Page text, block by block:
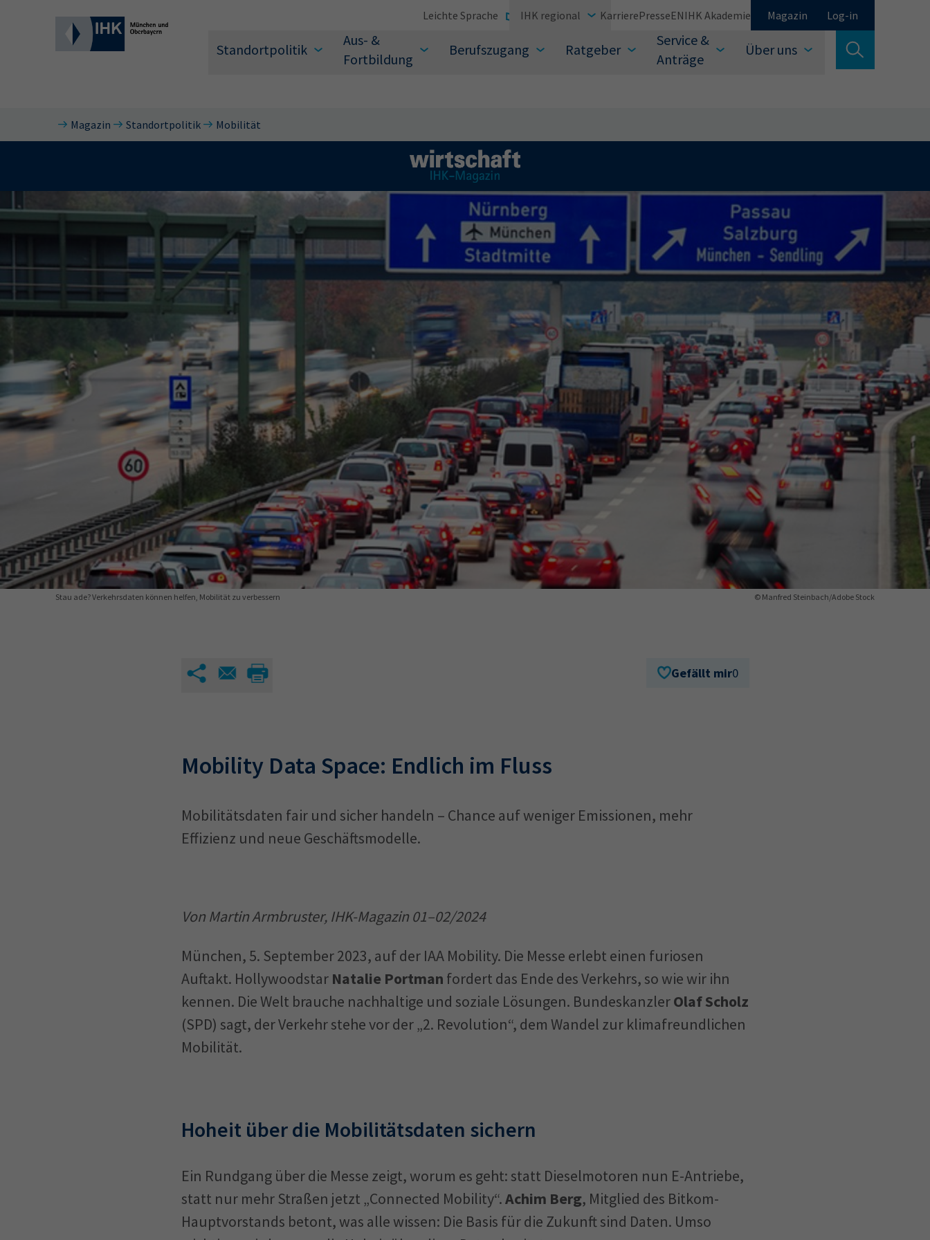
Standortpolitik
Aus- &
Fortbildung
Berufszugang Ratgeber
Service &
Anträge
Über uns
Leichte Sprache IHK regional KarrierePresseEN IHK Akademie Magazin Log-in
Suche verlassen
Wonach suchen Sie?
Suchen
Hier können Sie auch aus den meistgesuchten Begriffen vorauswählen
34a 34c Ausbildungsvertrag Fachwirt AdA 34d
Prüfungstermine
Wirtschaftsfachwirt
34f Negativerklärung Sachkundeprüfung
Berichtsheft
AEVO
34i Betriebswirt Prüfbericht
Magazin Standortpolitik Mobilität
Stau ade? Verkehrsdaten können helfen, Mobilität zu verbessern © Manfred Steinbach/Adobe Stock
Gefällt mir0
Mobility Data Space: Endlich im Fluss
Mobilitätsdaten fair und sicher handeln – Chance auf weniger Emissionen, mehr
Effizienz und neue Geschäftsmodelle.
Von Martin Armbruster, IHK-Magazin 01–02/2024
München, 5. September 2023, auf der IAA Mobility. Die Messe erlebt einen furiosen
Auftakt. Hollywoodstar Natalie Portman fordert das Ende des Verkehrs, so wie wir ihn
kennen. Die Welt brauche nachhaltige und soziale Lösungen. BundeskanzlerOlaf Scholz
(SPD) sagt, der Verkehr stehe vor der „2. Revolution“, dem Wandel zur klimafreundlichen
Mobilität.
Hoheit über die Mobilitätsdaten sichern
Ein Rundgang über die Messe zeigt, worum es geht: statt Dieselmotoren nun E-Antriebe,
statt nur mehr Straßen jetzt „Connected Mobility“.Achim Berg, Mitglied des Bitkom-
Hauptvorstands betont, was alle wissen: Die Basis für die Zukunft sind Daten. Umso